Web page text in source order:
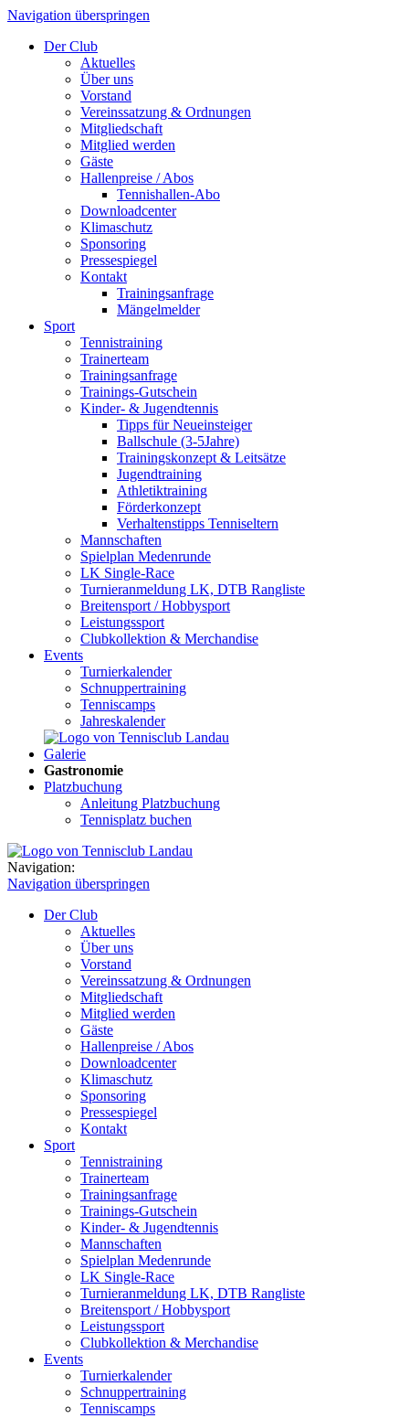
Navigation überspringen
Der Club
Aktuelles
Über uns
Vorstand
Vereinssatzung & Ordnungen
Mitgliedschaft
Mitglied werden
Gäste
Hallenpreise / Abos
Tennishallen-Abo
Downloadcenter
Klimaschutz
Sponsoring
Pressespiegel
Kontakt
Trainingsanfrage
Mängelmelder
Sport
Tennistraining
Trainerteam
Trainingsanfrage
Trainings-Gutschein
Kinder- & Jugendtennis
Tipps für Neueinsteiger
Ballschule (3-5Jahre)
Trainingskonzept & Leitsätze
Jugendtraining
Athletiktraining
Förderkonzept
Verhaltenstipps Tenniseltern
Mannschaften
Spielplan Medenrunde
LK Single-Race
Turnieranmeldung LK, DTB Rangliste
Breitensport / Hobbysport
Leistungssport
Clubkollektion & Merchandise
Events
Turnierkalender
Schnuppertraining
Tenniscamps
Jahreskalender
Galerie
Gastronomie
Platzbuchung
Anleitung Platzbuchung
Tennisplatz buchen
Navigation:
Navigation überspringen
Der Club
Aktuelles
Über uns
Vorstand
Vereinssatzung & Ordnungen
Mitgliedschaft
Mitglied werden
Gäste
Hallenpreise / Abos
Downloadcenter
Klimaschutz
Sponsoring
Pressespiegel
Kontakt
Sport
Tennistraining
Trainerteam
Trainingsanfrage
Trainings-Gutschein
Kinder- & Jugendtennis
Mannschaften
Spielplan Medenrunde
LK Single-Race
Turnieranmeldung LK, DTB Rangliste
Breitensport / Hobbysport
Leistungssport
Clubkollektion & Merchandise
Events
Turnierkalender
Schnuppertraining
Tenniscamps